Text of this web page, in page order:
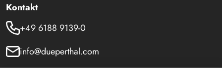
Kontakt
+49 6188 9139-0
info@dueperthal.com